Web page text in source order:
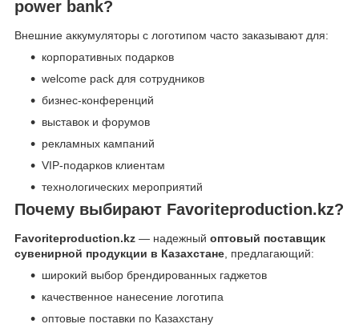
power bank?
Внешние аккумуляторы с логотипом часто заказывают для:
корпоративных подарков
welcome pack для сотрудников
бизнес-конференций
выставок и форумов
рекламных кампаний
VIP-подарков клиентам
технологических мероприятий
Почему выбирают Favoriteproduction.kz?
Favoriteproduction.kz — надежный оптовый поставщик
сувенирной продукции в Казахстане , предлагающий:
широкий выбор брендированных гаджетов
качественное нанесение логотипа
оптовые поставки по Казахстану